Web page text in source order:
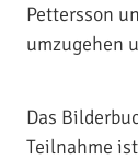
Pettersson
umzugehen
Das
Teilnahme